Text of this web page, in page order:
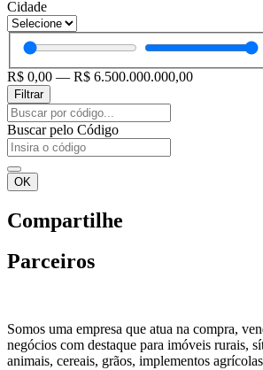
Cidade
R$ 0,00 — R$ 6.500.000.000,00
Filtrar
Pesquisar
...
Buscar pelo Código
OK
Compartilhe
Parceiros
Somos uma empresa que atua na compra,
negócios com destaque para imóveis rurais,
animais, cereais, grãos, implementos